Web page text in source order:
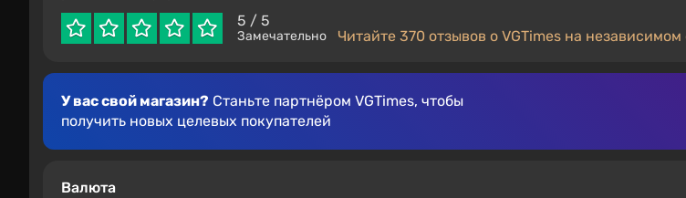
5 / 5
Замечательно Читайте 370 отзывов о VGTimes на
У вас свой магазин? Станьте партнёром VGTimes, чтобы
получить новых целевых покупателей
Валюта